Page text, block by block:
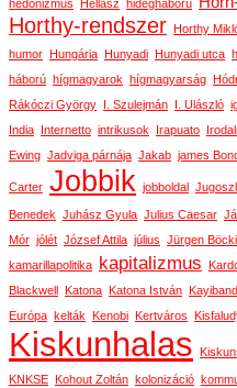
hedonizmus Hellasz hidegháború
Horthy-rendszer Horthy
humor
Hungária Hunyadi Hunyadi utca
háború hígmagyarok hígmagyarság
Rákóczi György
I. Szulejmán I. Ulászló
India Internetto intrikusok Irapuato
Ewing Jadviga párnája Jakab james
Carter Jobbik jobboldal
Benedek Juhász Gyula Julius Caesar
Mór jólét József Attila július Jürgen
kamarillapolitika kapitalizmus
Blackwell
Katona Katona István
Európa kelták Kenobi Kertváros
Kiskunhalas
KNKSE Kohout Zoltán kolonizáció